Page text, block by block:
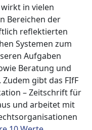
in vielen
Bereichen der
reflektierten
Systemen zum
Aufgaben
Beratung und
gibt das FIfF
– Zeitschrift für
und arbeitet mit